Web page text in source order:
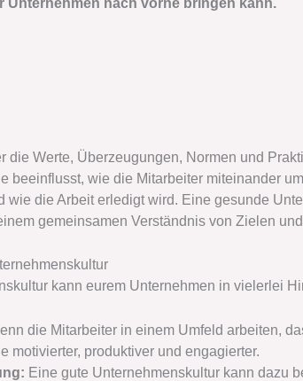
nach vorne bringen kann.
die Werte, Überzeugungen, Normen und
beeinflusst, wie die Mitarbeiter miteinander
wie die Arbeit erledigt wird. Eine gesunde
gemeinsamen Verständnis von Zielen
kann eurem Unternehmen in vielerlei
die Mitarbeiter in einem Umfeld arbeiten,
motivierter, produktiver und engagierter.
Eine gute Unternehmenskultur kann dazu